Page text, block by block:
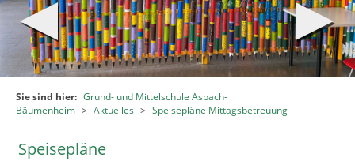
Sie sind hier: Grund- und Mittelschule Asbach-
Bäumenheim > Aktuelles > Speisepläne Mittagsbetreuung
Speisepläne